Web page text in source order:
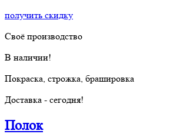
получить скидку
Своё производство
В наличии!
Покраска, строжка, брашировка
Доставка - сегодня!
Полок